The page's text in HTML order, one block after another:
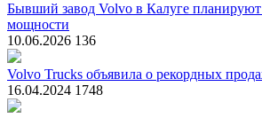
Бывший завод Volvo в Калуге планируют
мощности
10.06.2026 136
Volvo Trucks объявила о рекордных
16.04.2024 1748